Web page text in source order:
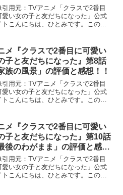
！！
引用元：TVアニメ「クラスで2番目
愛い女の子と友だちになった」公式
トこんにちは、ひとみです。この記
いう女の子」の感想と評価について
えいたします。...
メ『クラスで2番目に可愛い
子と友だちになった』第8話
族の風景」の評価と感想！！
引用元：TVアニメ「クラスで2番目
愛い女の子と友だちになった」公式
トこんにちは、ひとみです。この記
風景」の感想と評価についてお伝え
します。この記...
メ『クラスで2番目に可愛い
子と友だちになった』第10話
後のわがまま」の評価と感
！
引用元：TVアニメ「クラスで2番目
愛い女の子と友だちになった」公式
トこんにちは、ひとみです。この記